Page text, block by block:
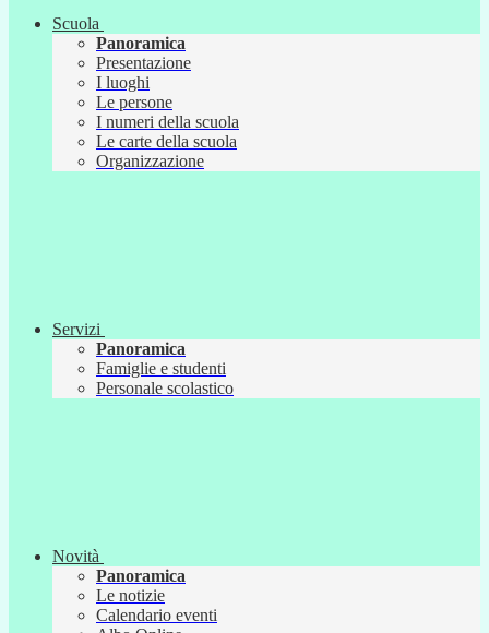
Scuola
Panoramica
Presentazione
I luoghi
Le persone
I numeri della scuola
Le carte della scuola
Organizzazione
Servizi
Panoramica
Famiglie e studenti
Personale scolastico
Novità
Panoramica
Le notizie
Calendario eventi